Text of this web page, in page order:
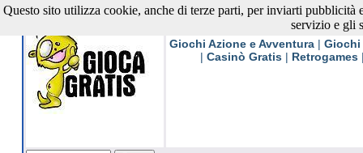
Giochi Gratis
Giochi Azione e Avventura| Giochi
| Casinò Gratis| Retrogames
Questo sito utilizza cookie, anche di terze parti, per inviarti
servizio e gli